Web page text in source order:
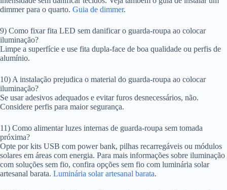
dimmer para o quarto. Guia de dimmer.
9) Como fixar fita LED sem danificar o guarda-roupa ao colocar
iluminação?
Limpe a superfície e use fita dupla-face de boa qualidade ou perfis de
alumínio.
10) A instalação prejudica o material do guarda-roupa ao colocar
iluminação?
Se usar adesivos adequados e evitar furos desnecessários, não.
Considere perfis para maior segurança.
11) Como alimentar luzes internas de guarda-roupa sem tomada
próxima?
Opte por kits USB com power bank, pilhas recarregáveis ou módulos
solares em áreas com energia. Para mais informações sobre iluminação
com soluções sem fio, confira opções sem fio com luminária solar
artesanal barata. Luminária solar artesanal barata.